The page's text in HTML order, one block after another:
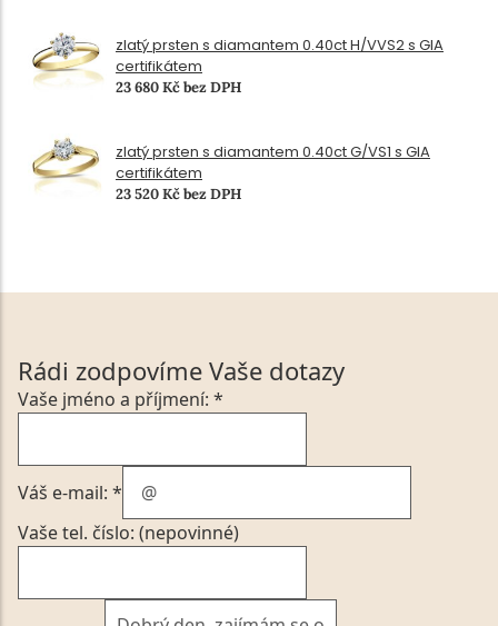
zlatý prsten s diamantem 0.40ct H/VVS2 s GIA
certifikátem
23 680 Kč bez DPH
zlatý prsten s diamantem 0.40ct G/VS1 s GIA
certifikátem
23 520 Kč bez DPH
Rádi zodpovíme Vaše dotazy
Vaše jméno a příjmení: *
Váš e-mail: *
Vaše tel. číslo: (nepovinné)